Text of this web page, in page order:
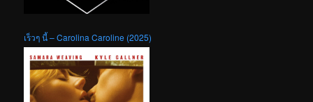
เร็วๆ นี้ – Carolina Caroline (2025)